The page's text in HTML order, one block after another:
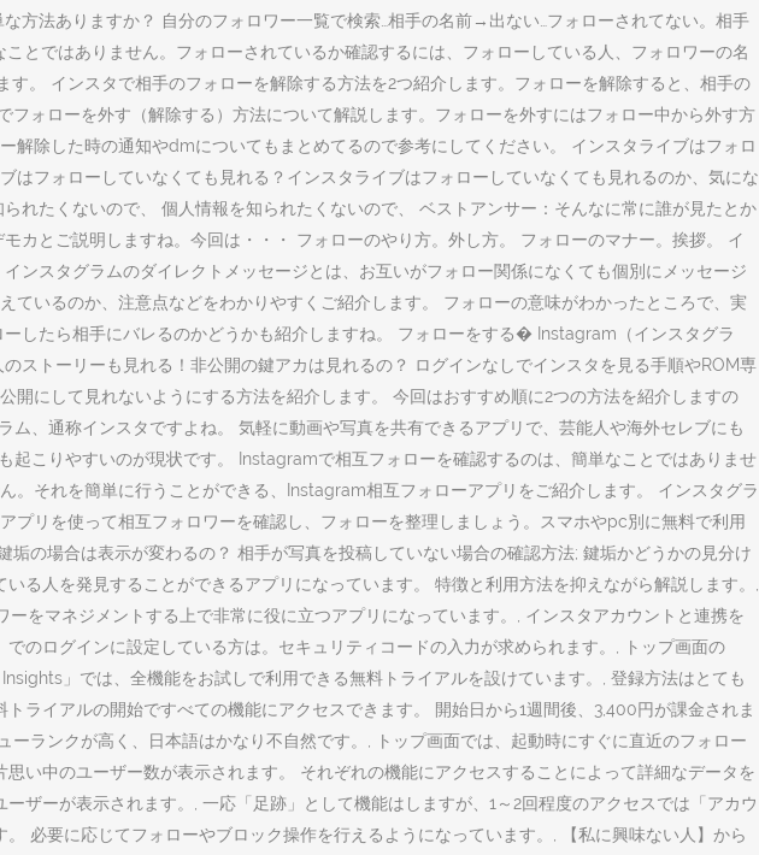
方法ありますか？ 自分のフォロワー一覧で検索…相手の名前→出ない…フォローされてない。相手
ではありません。フォローされているか確認するには、フォローしている人、フォロワーの名
。 インスタで相手のフォローを解除する方法を2つ紹介します。フォローを解除すると、相手の
ォローを外す（解除する）方法について解説します。フォローを外すにはフォロー中から外す方
除した時の通知やdmについてもまとめてるので参考にしてください。 インスタライブはフォロ
フォローしていなくても見れる？インスタライブはフォローしていなくても見れるのか、気にな
れたくないので、 個人情報を知られたくないので、 ベストアンサー：そんなに常に誰が見たとか
とご説明しますね。今回は・・・ フォローのやり方。外し方。 フォローのマナー。挨拶。 イ
ンスタグラムのダイレクトメッセージとは、お互いがフォロー関係になくても個別にメッセージ
いるのか、注意点などをわかりやすくご紹介します。 フォローの意味がわかったところで、実
したら相手にバレるのかどうかも紹介しますね。 フォローをする� Instagram（インスタグラ
ストーリーも見れる！非公開の鍵アカは見れるの？ ログインなしでインスタを見る手順やROM専
にして見れないようにする方法を紹介します。 今回はおすすめ順に2つの方法を紹介しますの
、通称インスタですよね。 気軽に動画や写真を共有できるアプリで、芸能人や海外セレブにも
こりやすいのが現状です。 Instagramで相互フォローを確認するのは、簡単なことではありませ
それを簡単に行うことができる、Instagram相互フォローアプリをご紹介します。 インスタグラ
リを使って相互フォロワーを確認し、フォローを整理しましょう。スマホやpc別に無料で利用
の場合は表示が変わるの？ 相手が写真を投稿していない場合の確認方法; 鍵垢かどうかの見分け
人を発見することができるアプリになっています。 特徴と利用方法を抑えながら解説します。,
をマネジメントする上で非常に役に立つアプリになっています。, インスタアカウントと連携を
のログインに設定している方は。セキュリティコードの入力が求められます。, トップ画面の
」では、全機能をお試しで利用できる無料トライアルを設けています。, 登録方法はとても
ライアルの開始ですべての機能にアクセスできます。 開始日から1週間後、3,400円が課金されま
ランクが高く、日本語はかなり不自然です。, トップ画面では、起動時にすぐに直近のフォロー
い中のユーザー数が表示されます。 それぞれの機能にアクセスすることによって詳細なデータを
ザーが表示されます。, 一応「足跡」として機能はしますが、1～2回程度のアクセスでは「アカウ
必要に応じてフォローやブロック操作を行えるようになっています。, 【私に興味ない人】から